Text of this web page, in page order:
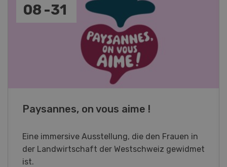
19 -28
Fachkurs Aquakultur
Sind Sie in der Fischzucht tätig oder
interessieren Sie sich für das Thema? In
diesem Fall ist unser FBA-Weiterbildungskurs